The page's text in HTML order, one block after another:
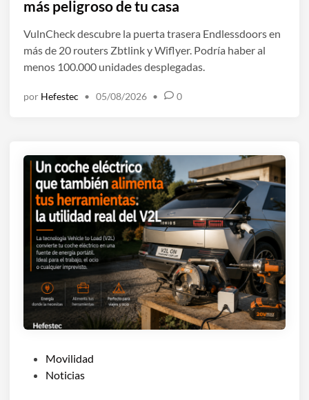
a
d
o
n
más peligroso de tu casa
VulnCheck descubre la puerta trasera Endlessdoors en
más de 20 routers Zbtlink y Wiflyer. Podría haber al
menos 100.000 unidades desplegadas.
por Hefestec • 05/08/2026 • 0
Movilidad
Noticias